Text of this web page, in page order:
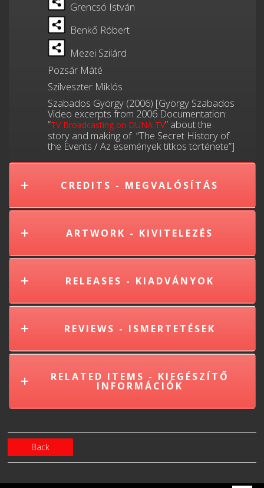
Grencsó István
Benkő Róbert
Mezei Szilárd
Pozsár Máté
Szilveszter Miklós
Szabados György (2006) [György Szabados
Video excerpts from 2006 Documentation:
“TV Broadcasting on DUNA TV” about the
story and making of “The Secret History of
the Events / Az események titkos története”]
CREDITS - MEGVALÓSÍTÁS
ARTWORK - KIVITELEZÉS
RELEASES - KIADVÁNYOK
REVIEWS - ISMERTETÉSEK
RELATED ITEMS - KIEGÉSZÍTŐ
INFORMÁCIÓK
Back